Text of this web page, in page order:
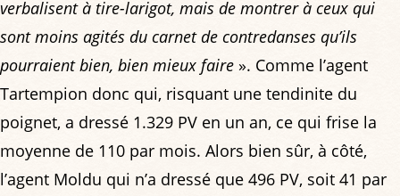
verbalisent à tire-larigot, mais de montrer à ceux qui
sont moins agités du carnet de contredanses qu’ils
pourraient bien, bien mieux faire ». Comme l’agent
Tartempion donc qui, risquant une tendinite du
poignet, a dressé 1.329 PV en un an, ce qui frise la
moyenne de 110 par mois. Alors bien sûr, à côté,
l’agent Moldu qui n’a dressé que 496 PV, soit 41 par